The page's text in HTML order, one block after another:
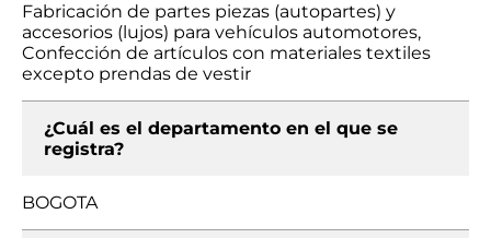
Fabricación de partes piezas (autopartes) y
accesorios (lujos) para vehículos automotores,
Confección de artículos con materiales textiles
excepto prendas de vestir
¿Cuál es el departamento en el que se
registra?
BOGOTA